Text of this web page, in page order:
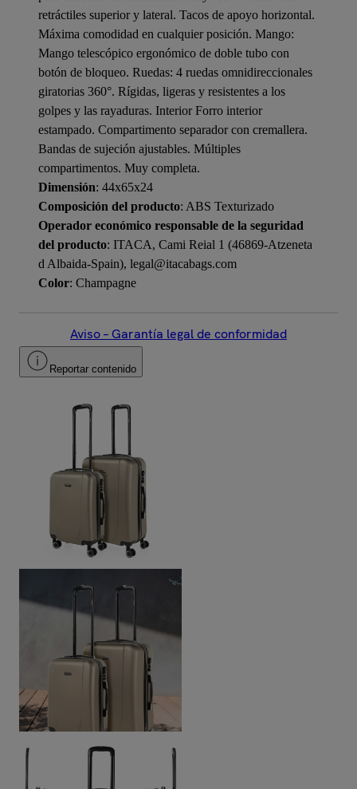
retráctiles superior y lateral. Tacos de apoyo horizontal.
Máxima comodidad en cualquier posición. Mango:
Mango telescópico ergonómico de doble tubo con
botón de bloqueo. Ruedas: 4 ruedas omnidireccionales
giratorias 360°. Rígidas, ligeras y resistentes a los
golpes y las rayaduras. Interior Forro interior
estampado. Compartimento separador con cremallera.
Bandas de sujeción ajustables. Múltiples
compartimentos. Muy completa.
Dimensión: 44x65x24
Composición del producto: ABS Texturizado
Operador económico responsable de la seguridad
del producto: ITACA, Cami Reial 1 (46869-Atzeneta
d Albaida-Spain), legal@itacabags.com
Color: Champagne
Aviso – Garantía legal de conformidad
Reportar contenido